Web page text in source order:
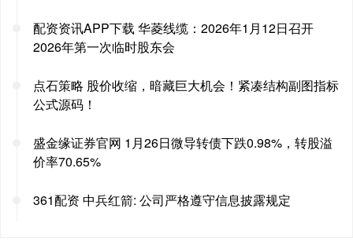
配资资讯APP下载 华菱线缆：2026年1月12日召开
2026年第一次临时股东会
点石策略 股价收缩，暗藏巨大机会！紧凑结构副图指标
公式源码！
盛金缘证券官网 1月26日微导转债下跌0.98%，转股溢
价率70.65%
361配资 中兵红箭: 公司严格遵守信息披露规定